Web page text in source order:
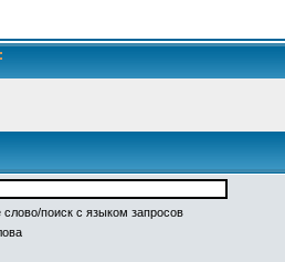
слово/поиск с языком запросов